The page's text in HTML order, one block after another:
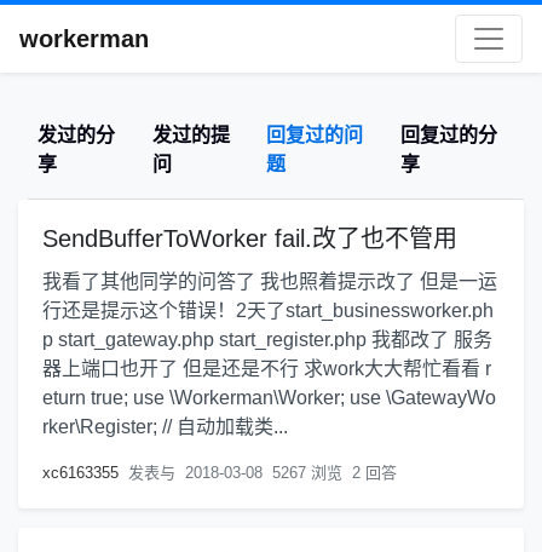
workerman
发过的分
享
发过的提
问
回复过的问
题
回复过的分
享
SendBufferToWorker fail.改了也不管用
我看了其他同学的问答了 我也照着提示改了 但是一运
行还是提示这个错误！2天了start_businessworker.ph
p start_gateway.php start_register.php 我都改了 服务
器上端口也开了 但是还是不行 求work大大帮忙看看 r
eturn true; use \Workerman\Worker; use \GatewayWo
rker\Register; // 自动加载类...
xc6163355 发表与 2018-03-08 5267 浏览 2 回答